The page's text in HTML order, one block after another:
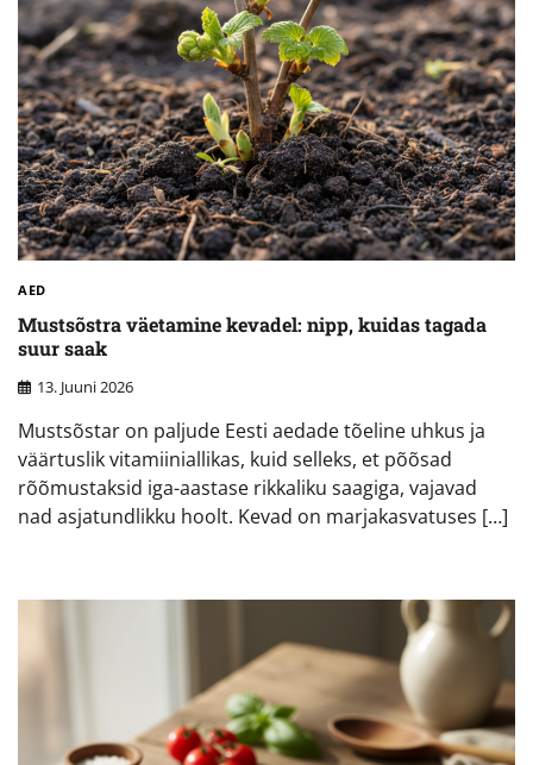
AED
Mustsõstra väetamine kevadel: nipp, kuidas tagada
suur saak
13. Juuni 2026
Mustsõstar on paljude Eesti aedade tõeline uhkus ja
väärtuslik vitamiiniallikas, kuid selleks, et põõsad
rõõmustaksid iga-aastase rikkaliku saagiga, vajavad
nad asjatundlikku hoolt. Kevad on marjakasvatuses […]